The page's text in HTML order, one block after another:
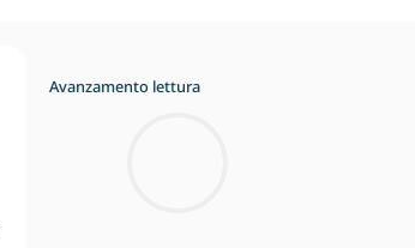
Avanzamento lettura